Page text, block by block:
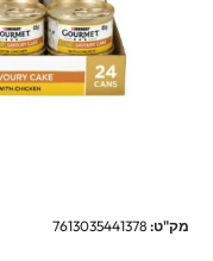
מק"ט: 7613035441378